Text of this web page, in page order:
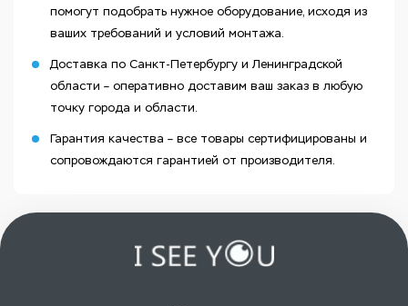
помогут подобрать нужное оборудование, исходя из
ваших требований и условий монтажа.
Доставка по Санкт-Петербургу и Ленинградской
области – оперативно доставим ваш заказ в любую
точку города и области.
Гарантия качества – все товары сертифицированы и
сопровождаются гарантией от производителя.